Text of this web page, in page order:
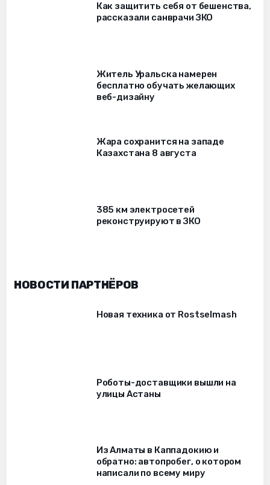
Как защитить себя от бешенства,
рассказали санврачи ЗКО
Житель Уральска намерен
бесплатно обучать желающих
веб-дизайну
Жара сохранится на западе
Казахстана 8 августа
385 км электросетей
реконструируют в ЗКО
НОВОСТИ ПАРТНЁРОВ
Новая техника от Rostselmash
Роботы-доставщики вышли на
улицы Астаны
Из Алматы в Каппадокию и
обратно: автопробег, о котором
написали по всему миру